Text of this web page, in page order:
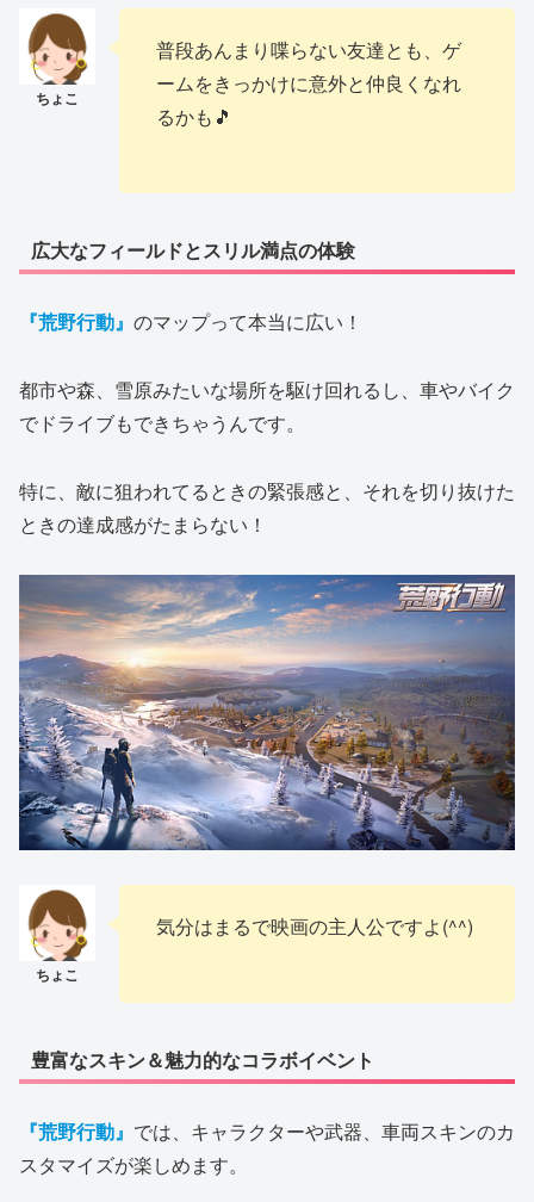
普段あんまり喋らない友達とも、ゲ
ームをきっかけに意外と仲良くなれ
るかも🎵
広大なフィールドとスリル満点の体験
『荒野行動』 のマップって本当に広い！
都市や森、雪原みたいな場所を駆け回れるし、車やバイク
でドライブもできちゃうんです。
特に、敵に狙われてるときの緊張感と、それを切り抜けた
ときの達成感がたまらない！
気分はまるで映画の主人公ですよ(^^)
豊富なスキン＆魅力的なコラボイベント
『荒野行動』 では、キャラクターや武器、車両スキンのカ
スタマイズが楽しめます。